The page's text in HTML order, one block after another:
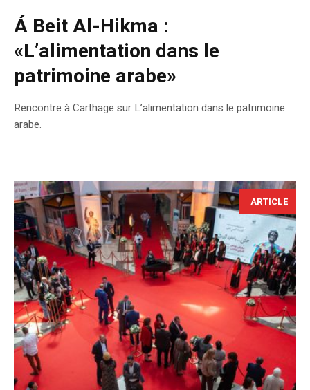
Á Beit Al-Hikma :
«L’alimentation dans le
patrimoine arabe»
Rencontre à Carthage sur L’alimentation dans le patrimoine
arabe.
ARTICLE